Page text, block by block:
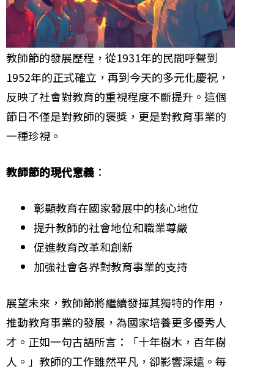
教師節的發展歷程，從1931年的民間呼聲到
1952年的正式確立，再到今天的多元化慶祝，
反映了社會對教育的重視程度不斷提升。這個
節日不僅是對教師的褒獎，更是對教育事業的
一種珍視。
教師節的現代意義 ：
彰顯教育在國家發展中的核心地位
提升教師的社會地位和職業尊嚴
促進教育改革和創新
加強社會各界對教育事業的支持
展望未來，教師節將繼續發揮其獨特的作用，
推動教育事業的發展，為國家培養更多優秀人
才。正如一句古語所言：「十年樹木，百年樹
人。」教師的工作雖然平凡，卻影響深遠。每